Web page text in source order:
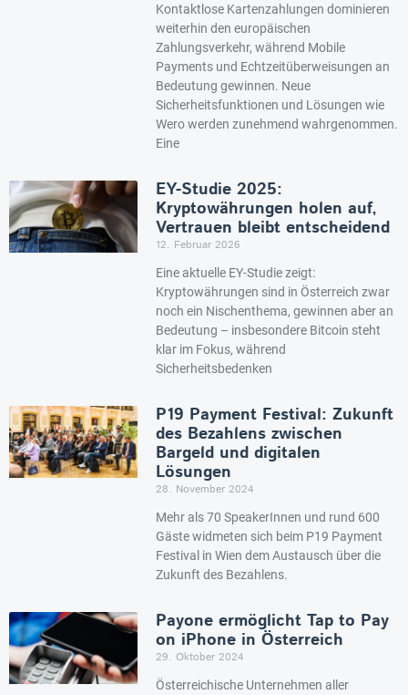
Kontaktlose Kartenzahlungen dominieren
weiterhin den europäischen
Zahlungsverkehr, während Mobile
Payments und Echtzeitüberweisungen an
Bedeutung gewinnen. Neue
Sicherheitsfunktionen und Lösungen wie
Wero werden zunehmend wahrgenommen.
Eine
EY-Studie 2025:
Kryptowährungen holen auf,
Vertrauen bleibt entscheidend
12. Februar 2026
Eine aktuelle EY-Studie zeigt:
Kryptowährungen sind in Österreich zwar
noch ein Nischenthema, gewinnen aber an
Bedeutung – insbesondere Bitcoin steht
klar im Fokus, während
Sicherheitsbedenken
P19 Payment Festival: Zukunft
des Bezahlens zwischen
Bargeld und digitalen
Lösungen
28. November 2024
Mehr als 70 SpeakerInnen und rund 600
Gäste widmeten sich beim P19 Payment
Festival in Wien dem Austausch über die
Zukunft des Bezahlens.
Payone ermöglicht Tap to Pay
on iPhone in Österreich
29. Oktober 2024
Österreichische Unternehmen aller